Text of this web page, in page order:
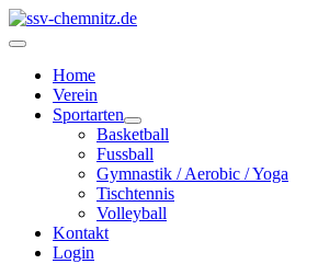
Home
Verein
Sportarten
Basketball
Fussball
Gymnastik / Aerobic / Yoga
Tischtennis
Volleyball
Kontakt
Login